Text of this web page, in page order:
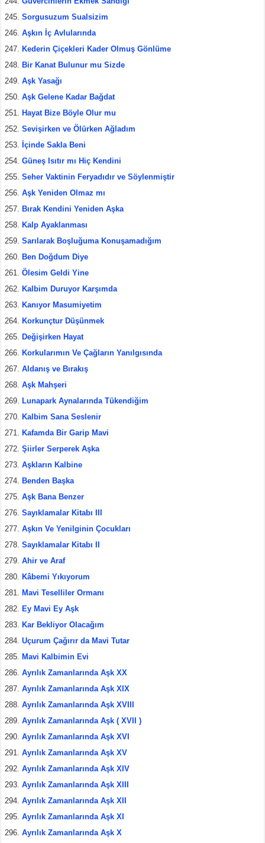
Sorgusuzum Sualsizim
Aşkın İç Avlularında
Kederin Çiçekleri Kader Olmuş Gönlüme
Bir Kanat Bulunur mu Sizde
Aşk Yasağı
Aşk Gelene Kadar Bağdat
Hayat Bize Böyle Olur mu
Sevişirken ve Ölürken Ağladım
İçinde Sakla Beni
Güneş Isıtır mı Hiç Kendini
Seher Vaktinin Feryadıdır ve Söylenmiştir
Aşk Yeniden Olmaz mı
Bırak Kendini Yeniden Aşka
Kalp Ayaklanması
Sarılarak Boşluğuma Konuşamadığım
Ben Doğdum Diye
Ölesim Geldi Yine
Kalbim Duruyor Karşımda
Kanıyor Masumiyetim
Korkunçtur Düşünmek
Değişirken Hayat
Korkularımın Ve Çağların Yanılgısında
Aldanış ve Bırakış
Aşk Mahşeri
Lunapark Aynalarında Tükendiğim
Kalbim Sana Seslenir
Kafamda Bir Garip Mavi
Şiirler Serperek Aşka
Aşkların Kalbine
Benden Başka
Aşk Bana Benzer
Sayıklamalar Kitabı III
Aşkın Ve Yenilginin Çocukları
Sayıklamalar Kitabı II
Ahir ve Araf
Kâbemi Yıkıyorum
Mavi Teselliler Ormanı
Ey Mavi Ey Aşk
Kar Bekliyor Olacağım
Uçurum Çağırır da Mavi Tutar
Mavi Kalbimin Evi
Ayrılık Zamanlarında Aşk XX
Ayrılık Zamanlarında Aşk XIX
Ayrılık Zamanlarında Aşk XVIII
Ayrılık Zamanlarında Aşk ( XVII )
Ayrılık Zamanlarında Aşk XVI
Ayrılık Zamanlarında Aşk XV
Ayrılık Zamanlarında Aşk XIV
Ayrılık Zamanlarında Aşk XIII
Ayrılık Zamanlarında Aşk XII
Ayrılık Zamanlarında Aşk XI
Ayrılık Zamanlarında Aşk X